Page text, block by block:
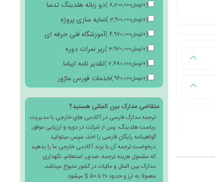
ها
دو زبانه هلدینگ تدسا (
+
8,200,000تومان )
نمایه سازی پروژه (
+
3,900,000تومان )
آموزشگاه فنی حرفه ای (
+
4,970,000تومان )
ریز نمرات دوره (
+
3,920,000تومان )
تقدیر نامه ایباما (
+
2,480,000تومان )
خدمات فورس ماژور (
+
960,000تومان )
متقاضی مدارک بین المللی هستید؟
ترجمه مدارک فارسی در آکادمی های خارجی با مدیریت
ریاست هلدینگ، پس از شرکت در دوره و ارزیابی موفق،
گواهینامه رایگان فارسی را اخذ، سپس میتوانید
درخواست ترجمه آن با برند آکادمی خارجی ما را بدهید
که مشمول هزینه ترجمه، صدور، استعلام، نگهداری
مدارک بین الملل و مالیات در کشور متبوع میباشد،
معمولا به ارز و حدود ۲۰ تا ۵۰ $ میشود.